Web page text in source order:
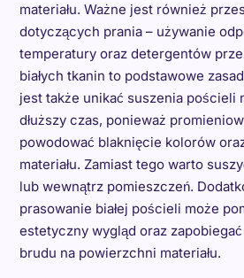
materiału. Ważne jest również
dotyczących prania – używanie
temperatury oraz detergentów
białych tkanin to podstawowe
jest także unikać suszenia pościeli
dłuższy czas, ponieważ
powodować blaknięcie kolorów
materiału. Zamiast tego warto
lub wewnątrz pomieszczeń.
prasowanie białej pościeli może
estetyczny wygląd oraz
brudu na powierzchni materiału.